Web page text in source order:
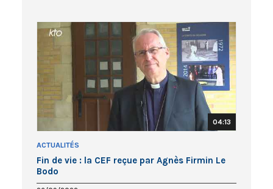
04:13
ACTUALITÉS
Fin de vie : la CEF reçue par Agnès Firmin Le
Bodo